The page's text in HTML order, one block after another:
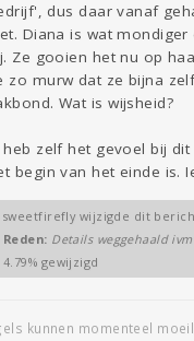
dus daar vanaf
Diana is wat
Ze gooien het nu op
zo murw dat ze bijna
Wat is wijsheid?
heb zelf het gevoel bij
begin van het einde is.
sweetfirefly wijzigde dit
Reden: Details weggehaald
4.79% gewijzigd
kunnen momenteel